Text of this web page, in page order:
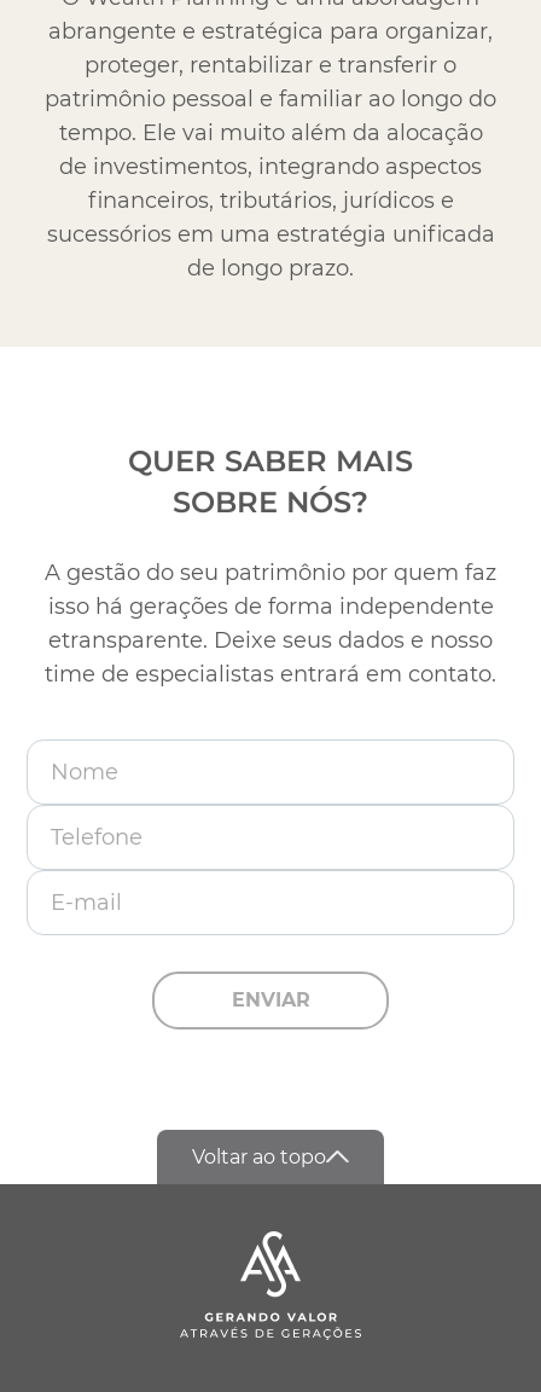
abrangente e estratégica para organizar,
proteger, rentabilizar e transferir o
patrimônio pessoal e familiar ao longo do
tempo. Ele vai muito além da alocação
de investimentos, integrando aspectos
financeiros, tributários, jurídicos e
sucessórios em uma estratégia unificada
de longo prazo.
QUER SABER MAIS
SOBRE NÓS?
A gestão do seu patrimônio por quem faz
isso há gerações de forma independente
etransparente. Deixe seus dados e nosso
time de especialistas entrará em contato.
Nome
Telefone
E-mail
ENVIAR
Voltar ao topo